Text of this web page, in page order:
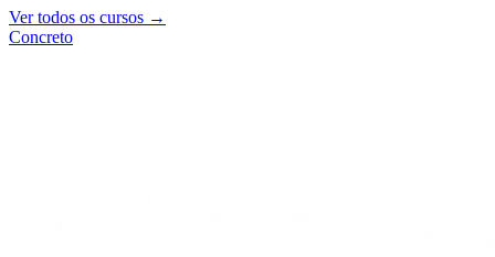
Ver todos os cursos →
Concreto